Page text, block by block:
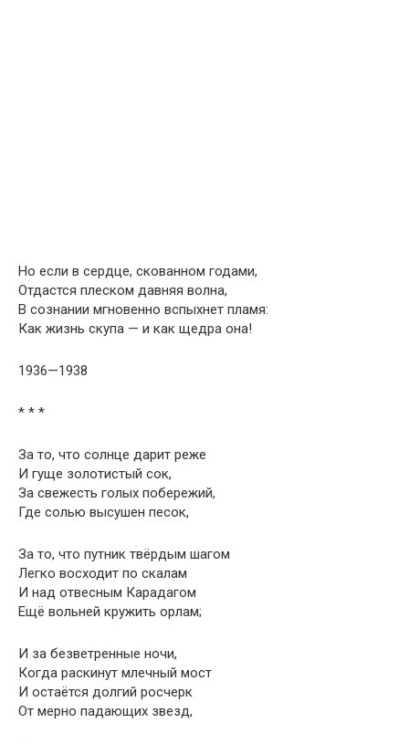
Но если в сердце, скованном годами,
Отдастся плеском давняя волна,
В сознании мгновенно вспыхнет пламя:
Как жизнь скупа — и как щедра она!
1936—1938
* * *
За то, что солнце дарит реже
И гуще золотистый сок,
За свежесть голых побережий,
Где солью высушен песок,
За то, что путник твёрдым шагом
Легко восходит по скалам
И над отвесным Карадагом
Ещё вольней кружить орлам;
И за безветренные ночи,
Когда раскинут млечный мост
И остаётся долгий росчерк
От мерно падающих звезд,